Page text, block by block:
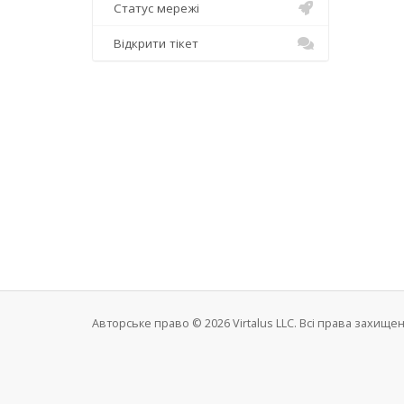
Статус мережі
Відкрити тікет
Авторське право © 2026 Virtalus LLC. Всі права